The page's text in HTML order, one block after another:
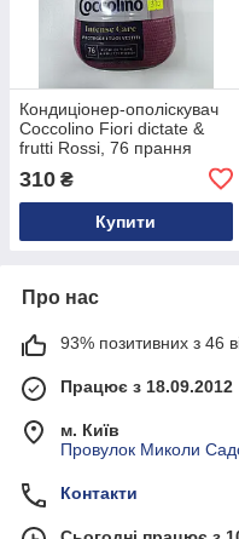
Кондиціонер-ополіскувач
Coccolino Fiori dictate &
frutti Rossi, 76 прання
310 ₴
Купити
Про нас
93% позитивних з 46
Працює з 18.09.2012
м. Київ
Провулок Миколи
Контакти